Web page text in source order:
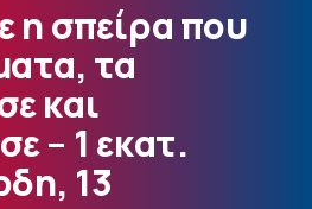
η σπείρα που
τα
και
– 1 εκατ.
13